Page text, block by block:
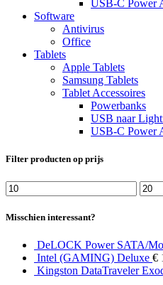
USB-C Power
Software
Antivirus
Office
Tablets
Apple Tablets
Samsung Tablets
Tablet Accessoires
Powerbanks
USB naar
USB-C Power
Filter producten op prijs
Min
price
Max
price
Misschien interessant?
DeLOCK Power SATA/
Intel (GAMING) Deluxe €
Kingston DataTraveler